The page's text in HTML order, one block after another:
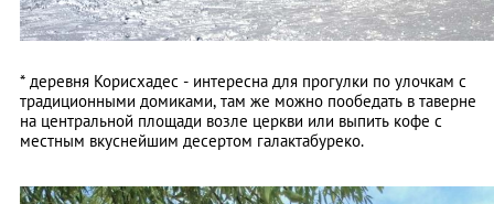
* деревня Корисхадес - интересна для прогулки по улочкам с
традиционными домиками, там же можно пообедать в таверне
на центральной площади возле церкви или выпить кофе с
местным вкуснейшим десертом галактабуреко.